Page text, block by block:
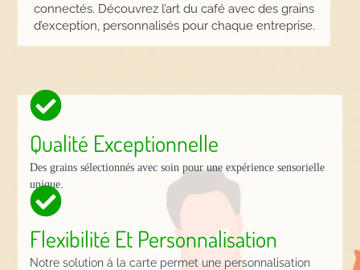
connectés. Découvrez l’art du café avec des grains
d’exception, personnalisés pour chaque entreprise.
Qualité Exceptionnelle
Des grains sélectionnés avec soin pour une expérience sensorielle
unique.
Flexibilité Et Personnalisation
Notre solution à la carte permet une personnalisation